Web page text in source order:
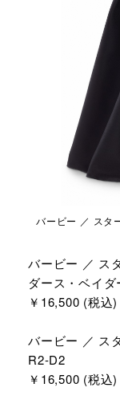
バービー ／ スタ
バービー ／ ス
ダース・ベイダ
￥16,500 (税込)
バービー ／ ス
R2-D2
￥16,500 (税込)